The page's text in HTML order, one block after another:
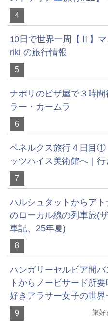
4
10日で世界一周【Ⅱ】マ
riki の旅行情報
5
ナポリのピザ屋で３時
ラー・カームラ
6
ベネルクス旅行４日目①
ッツハイス美術館へ｜
7
ハルシュタットからア
のローカル線の列車旅(
車記、25年夏)
8
ハンガリーセルビア間
トからノービサード所
好きアラサー女子の世
9 旅好